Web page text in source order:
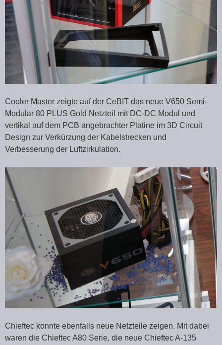
Cooler Master zeigte auf der CeBIT das neue V650 Semi-
Modular 80 PLUS Gold Netzteil mit DC-DC Modul und
vertikal auf dem PCB angebrachter Platine im 3D Circuit
Design zur Verkürzung der Kabelstrecken und
Verbesserung der Luftzirkulation.
Chieftec konnte ebenfalls neue Netzteile zeigen. Mit dabei
waren die Chieftec A80 Serie, die neue Chieftec A-135